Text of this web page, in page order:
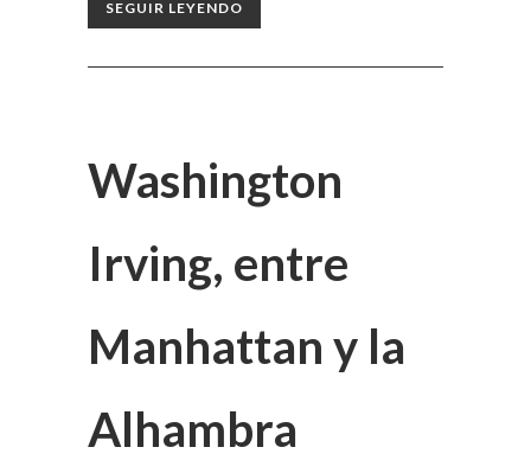
SEGUIR LEYENDO
Washington
Irving, entre
Manhattan y la
Alhambra